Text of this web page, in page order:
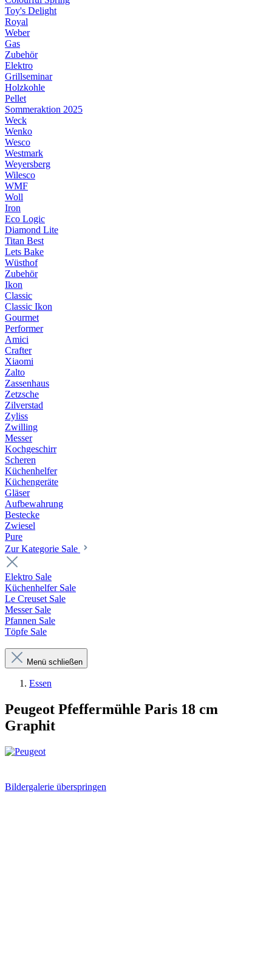
Toy's Delight
Royal
Weber
Gas
Zubehör
Elektro
Grillseminar
Holzkohle
Pellet
Sommeraktion 2025
Weck
Wenko
Wesco
Westmark
Weyersberg
Wilesco
WMF
Woll
Iron
Eco Logic
Diamond Lite
Titan Best
Lets Bake
Wüsthof
Zubehör
Ikon
Classic
Classic Ikon
Gourmet
Performer
Amici
Crafter
Xiaomi
Zalto
Zassenhaus
Zetzsche
Zilverstad
Zyliss
Zwilling
Messer
Kochgeschirr
Scheren
Küchenhelfer
Küchengeräte
Gläser
Aufbewahrung
Bestecke
Zwiesel
Pure
Zur Kategorie Sale
Elektro Sale
Küchenhelfer Sale
Le Creuset Sale
Messer Sale
Pfannen Sale
Töpfe Sale
Menü schließen
Essen
Peugeot Pfeffermühle Paris 18 cm
Graphit
Bildergalerie überspringen